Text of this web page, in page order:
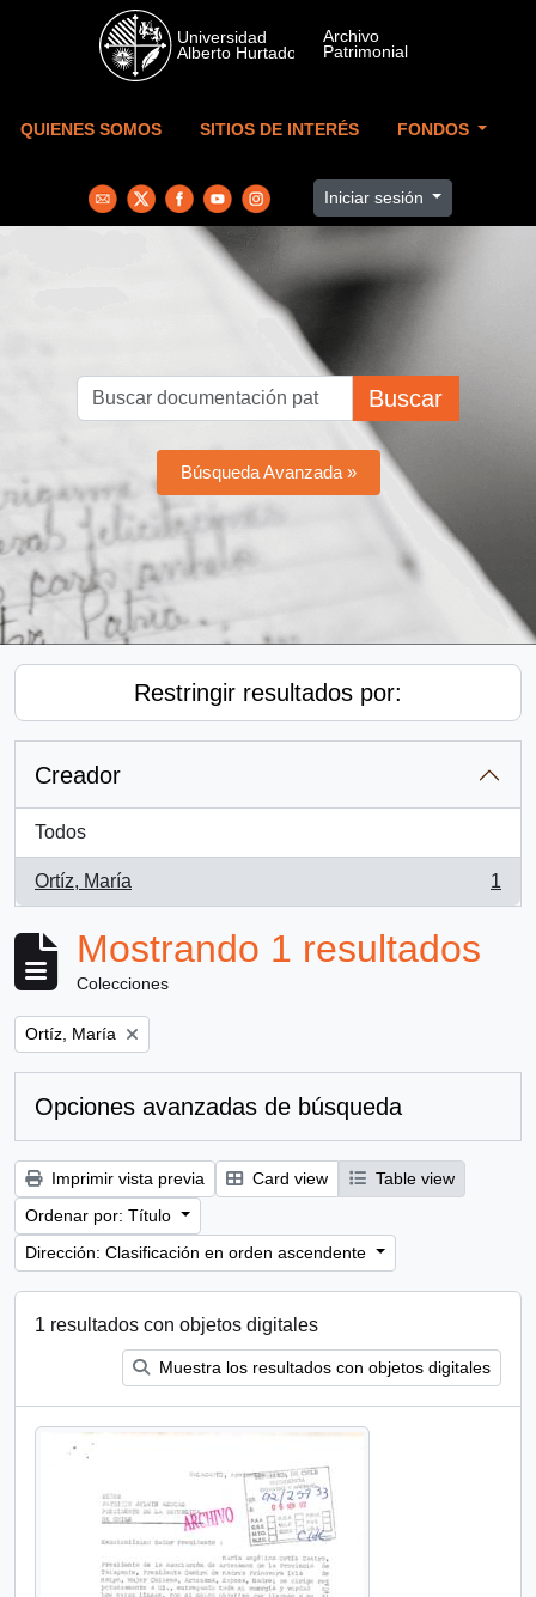
Skip to main content
QUIENES SOMOS SITIOS DE INTERÉS FONDOS
Iniciar sesión
Buscar
Búsqueda Avanzada »
Restringir resultados por:
Creador
Todos
Ortíz, María
, 1 resultados
1
Mostrando 1 resultados
Colecciones
Remove filter:
Ortíz, María
Opciones avanzadas de búsqueda
Imprimir vista previa Card view
Table view
Ordenar por: Título
Dirección: Clasificación en orden ascendente
1 resultados con objetos digitales
Muestra los resultados con objetos digitales